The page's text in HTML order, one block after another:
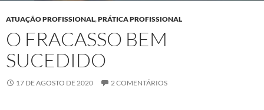
ATUAÇÃO PROFISSIONAL,PRÁTICA PROFISSIONAL
O FRACASSO BEM
SUCEDIDO
17 DE AGOSTO DE 2020 2 COMENTÁRIOS